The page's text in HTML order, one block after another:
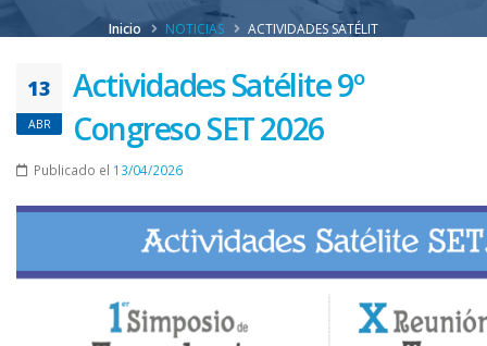
Inicio NOTICIAS ACTIVIDADES SATÉLIT
13
ABR
Actividades Satélite 9º
Congreso SET 2026
Publicado el 13/04/2026